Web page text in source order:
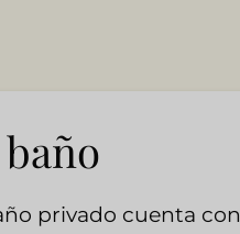
privado cuenta con